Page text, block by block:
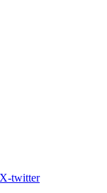
X-twitter